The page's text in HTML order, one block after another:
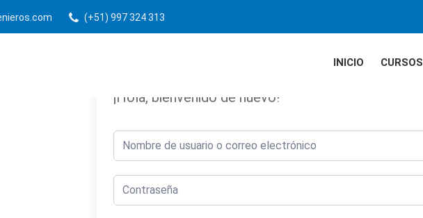
(+51) 997 324 313
INICIO CURSOS
¡Hola, bienvenido de nuevo!